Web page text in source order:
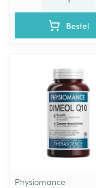
Bestel
Physiomance